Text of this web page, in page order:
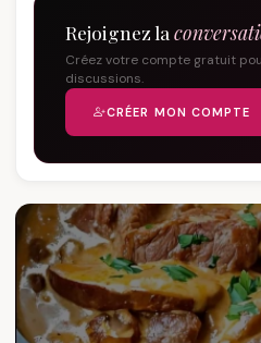
Rejoignez la
Créez votre compte gratuit
discussions.
CRÉER MON COMPTE